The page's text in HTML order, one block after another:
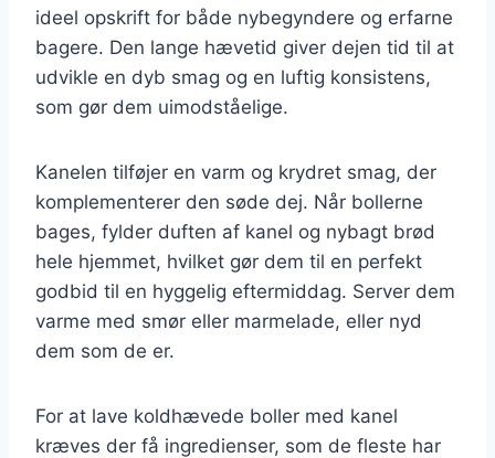
ideel opskrift for både nybegyndere og erfarne
bagere. Den lange hævetid giver dejen tid til at
udvikle en dyb smag og en luftig konsistens,
som gør dem uimodståelige.
Kanelen tilføjer en varm og krydret smag, der
komplementerer den søde dej. Når bollerne
bages, fylder duften af kanel og nybagt brød
hele hjemmet, hvilket gør dem til en perfekt
godbid til en hyggelig eftermiddag. Server dem
varme med smør eller marmelade, eller nyd
dem som de er.
For at lave koldhævede boller med kanel
kræves der få ingredienser, som de fleste har